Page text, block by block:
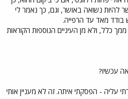
להיות נשואה באושר, וגם, כך נאמר לי
מאד עד הרפייה.
כלל, ולא מן העיניים הנוספות הקוראות
עכשיו?
עליה - הפסקתי איתה. זה לא מעניין אותי